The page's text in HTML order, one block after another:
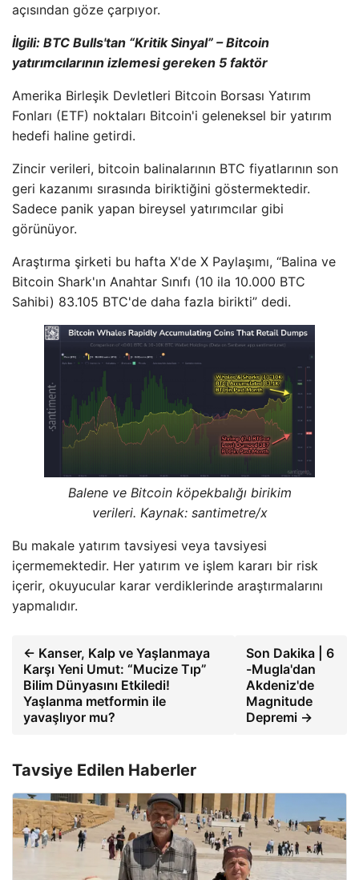
açısından göze çarpıyor.
İlgili: BTC Bulls'tan “Kritik Sinyal” – Bitcoin
yatırımcılarının izlemesi gereken 5 faktör
Amerika Birleşik Devletleri Bitcoin Borsası Yatırım
Fonları (ETF) noktaları Bitcoin'i geleneksel bir yatırım
hedefi haline getirdi.
Zincir verileri, bitcoin balinalarının BTC fiyatlarının son
geri kazanımı sırasında biriktiğini göstermektedir.
Sadece panik yapan bireysel yatırımcılar gibi
görünüyor.
Araştırma şirketi bu hafta X'de X Paylaşımı, “Balina ve
Bitcoin Shark'ın Anahtar Sınıfı (10 ila 10.000 BTC
Sahibi) 83.105 BTC'de daha fazla birikti” dedi.
Balene ve Bitcoin köpekbalığı birikim
verileri. Kaynak: santimetre/x
Bu makale yatırım tavsiyesi veya tavsiyesi
içermemektedir. Her yatırım ve işlem kararı bir risk
içerir, okuyucular karar verdiklerinde araştırmalarını
yapmalıdır.
← Kanser, Kalp ve Yaşlanmaya
Karşı Yeni Umut: “Mucize Tıp”
Bilim Dünyasını Etkiledi!
Yaşlanma metformin ile
yavaşlıyor mu?
Son Dakika | 6
-Mugla'dan
Akdeniz'de
Magnitude
Depremi →
Tavsiye Edilen Haberler